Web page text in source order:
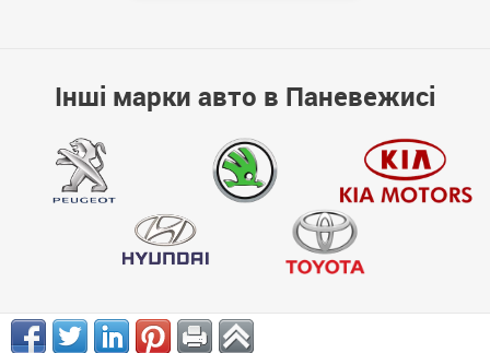
Інші марки авто в Паневежисі